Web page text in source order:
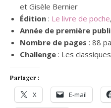
et Gisèle Bernier
Édition : Le livre de poche
Année de première
Nombre de pages : 88
Challenge : Les
Partager :
X E-mail